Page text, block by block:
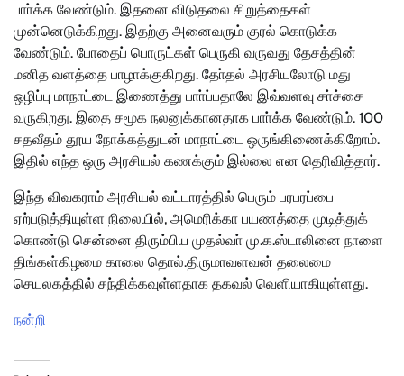
பாா்க்க வேண்டும். இதனை விடுதலை சிறுத்தைகள்
முன்னெடுக்கிறது. இதற்கு அனைவரும் குரல் கொடுக்க
வேண்டும். போதைப் பொருட்கள் பெருகி வருவது தேசத்தின்
மனித வளத்தை பாழாக்குகிறது. தோ்தல் அரசியலோடு மது
ஒழிப்பு மாநாட்டை இணைத்து பாா்ப்பதாலே இவ்வளவு சா்ச்சை
வருகிறது. இதை சமூக நலனுக்கானதாக பாா்க்க வேண்டும். 100
சதவீதம் தூய நோக்கத்துடன் மாநாட்டை ஒருங்கிணைக்கிறோம்.
இதில் எந்த ஒரு அரசியல் கணக்கும் இல்லை என தெரிவித்தார்.
இந்த விவகராம் அரசியல் வட்டாரத்தில் பெரும் பரபரப்பை
ஏற்படுத்தியுள்ள நிலையில், அமெரிக்கா பயணத்தை முடித்துக்
கொண்டு சென்னை திரும்பிய முதல்வா் மு.க.ஸ்டாலினை நாளை
திங்கள்கிழமை காலை தொல்.திருமாவளவன் தலைமை
செயலகத்தில் சந்திக்கவுள்ளதாக தகவல் வெளியாகியுள்ளது.
நன்றி